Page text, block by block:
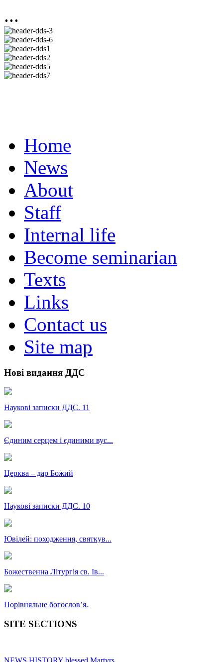
...
Home
News
About
Staff
Internal life
Become seminarian
Texts
Links
Contact us
Site map
Нові видання ДДС
Наукові записки ДДС. 11
Єдиним серцем і єдиними вус...
Церква – дар Божий
Наукові записки ДДС. 10
Ювілей: походження, святкув...
Божественна Літургія св. Ів...
Порівняльне богословʼя.
SITE SECTIONS
NEWS HISTORY blessed Martyrs